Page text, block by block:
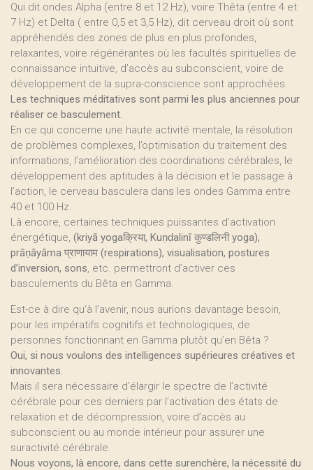
Qui dit ondes Alpha (entre 8 et 12 Hz), voire Thêta (entre 4 et
7 Hz) et Delta ( entre 0,5 et 3,5 Hz), dit cerveau droit où sont
appréhendés des zones de plus en plus profondes,
relaxantes, voire régénérantes où les facultés spirituelles de
connaissance intuitive, d’accès au subconscient, voire de
développement de la supra-conscience sont approchées.
Les techniques méditatives sont parmi les plus anciennes pour
réaliser ce basculement.
En ce qui concerne une haute activité mentale, la résolution
de problèmes complexes, l’optimisation du traitement des
informations, l’amélioration des coordinations cérébrales, le
développement des aptitudes à la décision et le passage à
l’action, le cerveau basculera dans les ondes Gamma entre
40 et 100 Hz.
Là encore, certaines techniques puissantes d’activation
énergétique, (kriyā yogaक्रिया, Kuṇḍalinī कुण्डलिनी yoga),
prāṇāyāma प्राणायाम (respirations), visualisation, postures
d’inversion, sons, etc. permettront d’activer ces
basculements du Bêta en Gamma.
Est-ce à dire qu‘à l’avenir, nous aurions davantage besoin,
pour les impératifs cognitifs et technologiques, de
personnes fonctionnant en Gamma plutôt qu’en Bêta ?
Oui, si nous voulons des intelligences supérieures créatives et
innovantes.
Mais il sera nécessaire d’élargir le spectre de l’activité
cérébrale pour ces derniers par l’activation des états de
relaxation et de décompression, voire d’accès au
subconscient ou au monde intérieur pour assurer une
suractivité cérébrale.
Nous voyons, là encore, dans cette surenchère, la nécessité du